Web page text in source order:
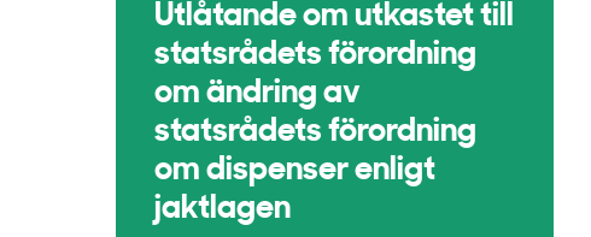
Utlåtande om utkastet till
statsrådets förordning
om ändring av
statsrådets förordning
om dispenser enligt
jaktlagen